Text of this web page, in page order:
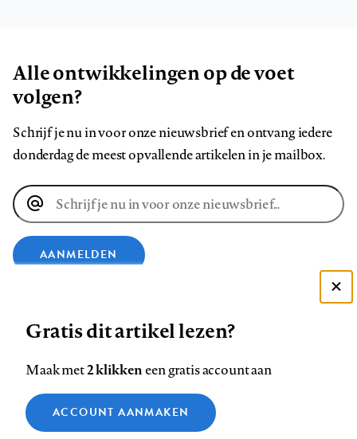
Alle ontwikkelingen op de voet
volgen?
Schrijf je nu in voor onze nieuwsbrief en ontvang iedere
donderdag de meest opvallende artikelen in je mailbox.
E-
mailadres
AANMELDEN
op
Facebook
op
LinkedIn
op
Bluesky
ons
op
InstagramYouTube
Footer
Contact Colofon Disclaimer Privacy
Medische vragen verdienen
Zie onze cookie policy
Analytische cookies
Gratis dit artikel lezen?
Maak met2 klikkeneen gratis account aan
ACCOUNT AANMAKEN